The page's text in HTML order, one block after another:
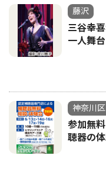
藤沢
三谷幸
一人舞
神奈川区
参加無
聴器の